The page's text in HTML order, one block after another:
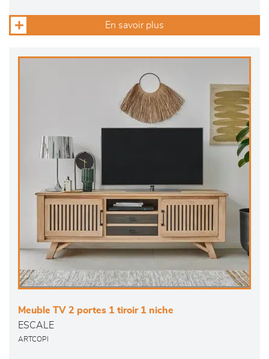
En savoir plus
Meuble TV 2 portes 1 tiroir 1 niche
ESCALE
ARTCOPI